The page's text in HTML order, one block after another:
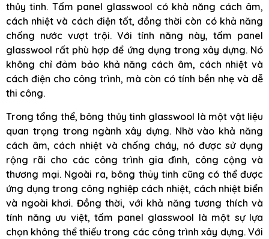
thủy tinh. Tấm panel glasswool có khả năng cách âm,
cách nhiệt và cách điện tốt, đồng thời còn có khả năng
chống nước vượt trội. Với tính năng này, tấm panel
glasswool rất phù hợp để ứng dụng trong xây dựng. Nó
không chỉ đảm bảo khả năng cách âm, cách nhiệt và
cách điện cho công trình, mà còn có tính bền nhẹ và dễ
thi công.
Trong tổng thể, bông thủy tinh glasswool là một vật liệu
quan trọng trong ngành xây dựng. Nhờ vào khả năng
cách âm, cách nhiệt và chống cháy, nó được sử dụng
rộng rãi cho các công trình gia đình, công cộng và
thương mại. Ngoài ra, bông thủy tinh cũng có thể được
ứng dụng trong công nghiệp cách nhiệt, cách nhiệt biển
và ngoài khơi. Đồng thời, với khả năng tương thích và
tính năng ưu việt, tấm panel glasswool là một sự lựa
chọn không thể thiếu trong các công trình xây dựng. Với